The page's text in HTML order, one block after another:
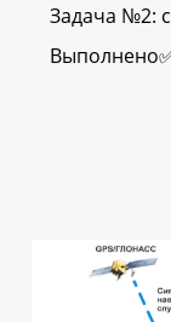
Задача №2: